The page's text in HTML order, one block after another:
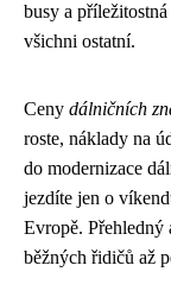
busy a
všichni ostatní.
Ceny dálničních
roste, náklady na
do modernizace
jezdíte jen o
Evropě. Přehledný
běžných řidičů až